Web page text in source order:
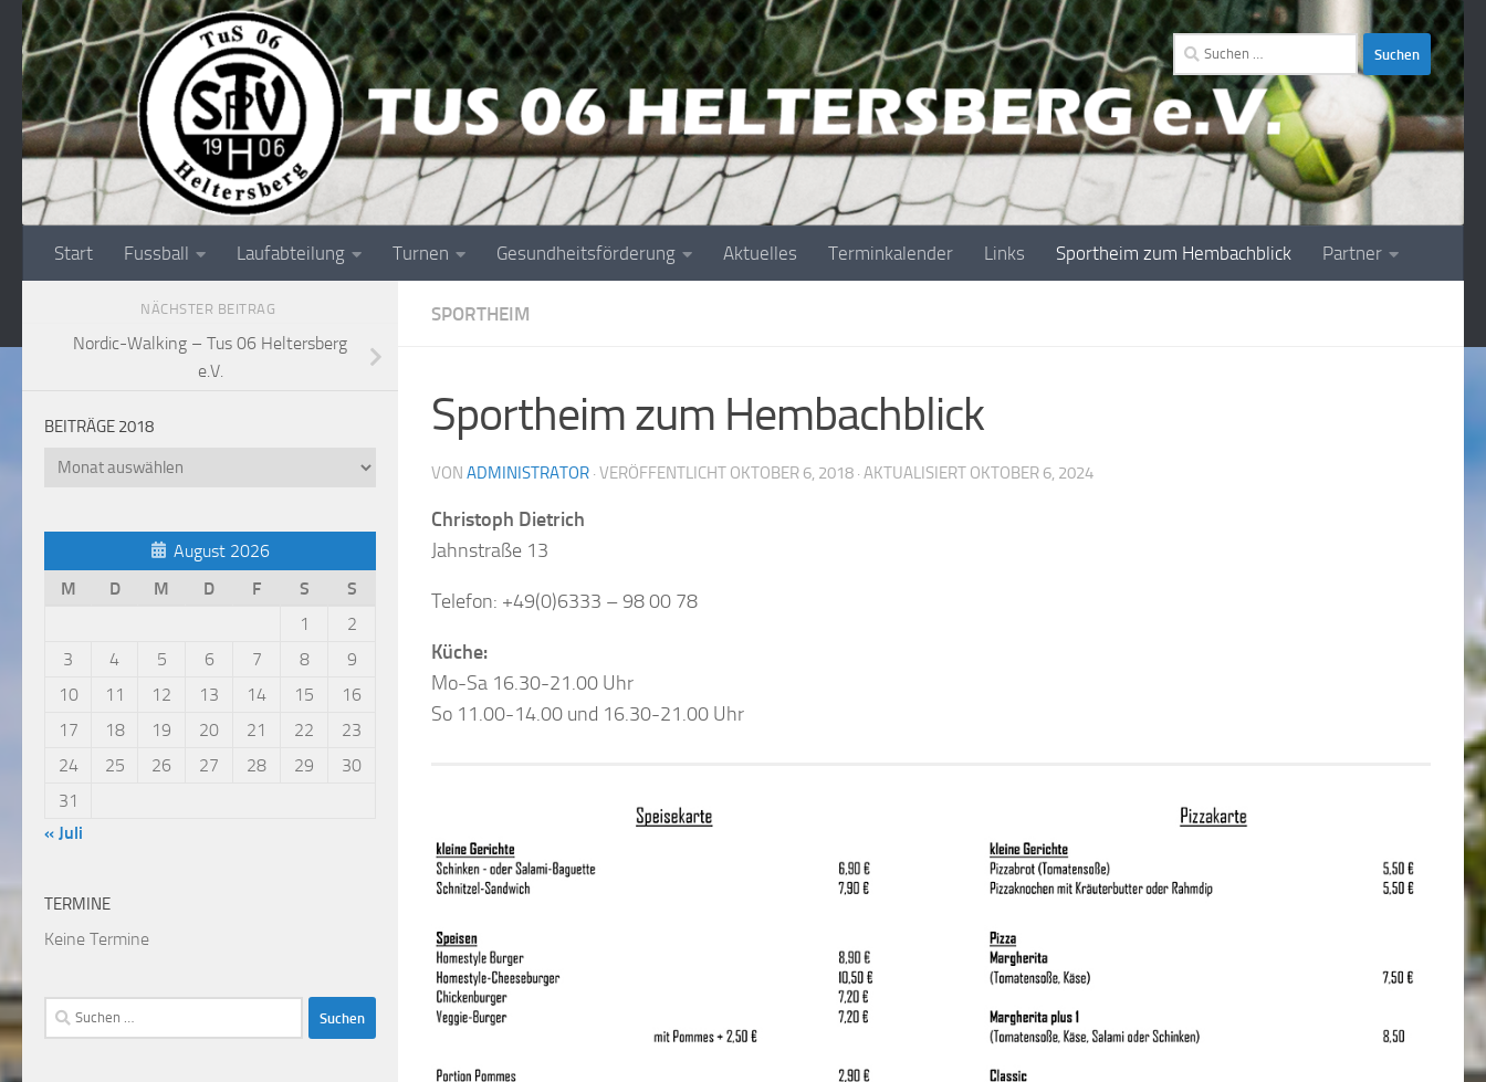
Unter dem Inhalt
Suchen
nach:
Start Fussball Laufabteilung Turnen Gesundheitsförderung Aktuelles Terminkalender Links Sportheim zum Hembachblick Partner
SPORTHEIM
Sportheim zum Hembachblick
VON ADMINISTRATOR · VERÖFFENTLICHT OKTOBER 6, 2018 · AKTUALISIERT OKTOBER 6, 2024
Christoph Dietrich
Jahnstraße 13
Telefon: +49(0)6333 – 98 00 78
Küche:
Mo-Sa 16.30-21.00 Uhr
So 11.00-14.00 und 16.30-21.00 Uhr
NÄCHSTER BEITRAG
Nordic-Walking – Tus 06 Heltersberg
e.V.
BEITRÄGE 2018
Beiträge
August 2026
M
D M D F S
S
1
2
3
4 5 6 7 8
9
10
11 12 13 14 15
16
17
18 19 20 21 22
23
24
25 26 27 28 29
30
31
« Juli
TERMINE
Keine Termine
Suchen
nach: